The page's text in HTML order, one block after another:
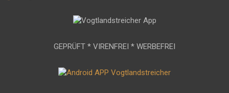
GEPRÜFT * VIRENFREI * WERBEFREI